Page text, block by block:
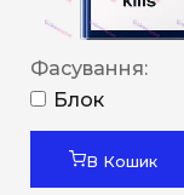
Фасування:
Блок
В Кошик